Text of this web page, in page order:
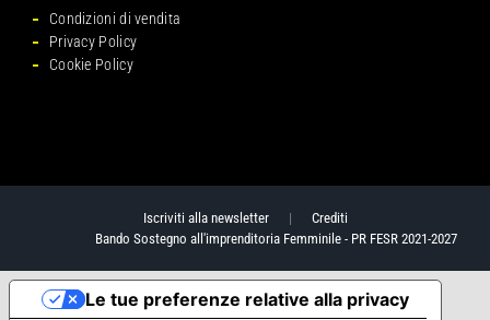
Condizioni di vendita
Privacy Policy
Cookie Policy
Iscriviti alla newsletter| Crediti
Bando Sostegno all'imprenditoria Femminile - PR FESR 2021-2027
Le tue preferenze relative alla privacy